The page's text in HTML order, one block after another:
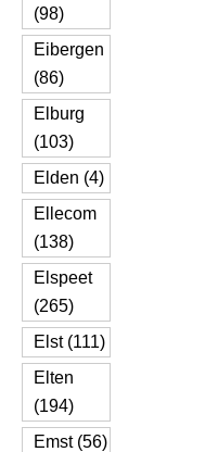
(98)
Eibergen
(86)
Elburg
(103)
Elden (4)
Ellecom
(138)
Elspeet
(265)
Elst (111)
Elten
(194)
Emst (56)